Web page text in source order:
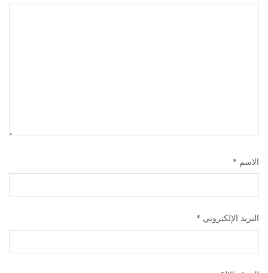
الاسم *
البريد الإلكتروني *